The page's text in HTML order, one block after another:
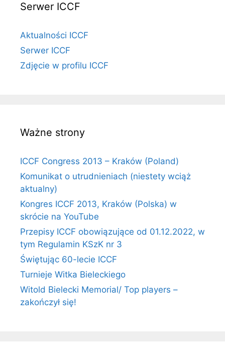
Serwer ICCF
Aktualności ICCF
Serwer ICCF
Zdjęcie w profilu ICCF
Ważne strony
ICCF Congress 2013 – Kraków (Poland)
Komunikat o utrudnieniach (niestety wciąż
aktualny)
Kongres ICCF 2013, Kraków (Polska) w
skrócie na YouTube
Przepisy ICCF obowiązujące od 01.12.2022, w
tym Regulamin KSzK nr 3
Świętując 60-lecie ICCF
Turnieje Witka Bieleckiego
Witold Bielecki Memorial/ Top players –
zakończył się!